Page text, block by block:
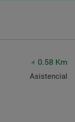
0.58 Km
Asistencial